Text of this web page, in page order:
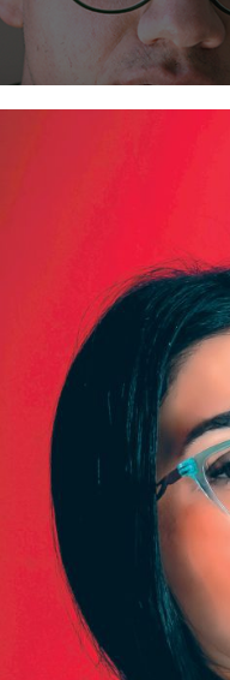
Winner’s Club Yeni
ve erkeklere özel
Club yeni sezon
şıklığa ve
ve rahatlık
çeken çerçeveleri